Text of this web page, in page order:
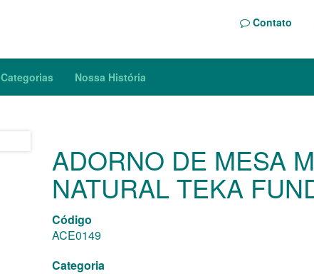
Contato
Categorias Nossa História
ADORNO DE MESA
NATURAL TEKA
Código
ACE0149
Categoria